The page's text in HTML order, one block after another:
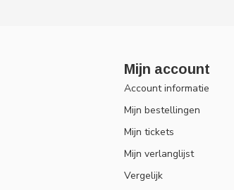
Mijn account
Account informatie
Mijn bestellingen
Mijn tickets
Mijn verlanglijst
Vergelijk